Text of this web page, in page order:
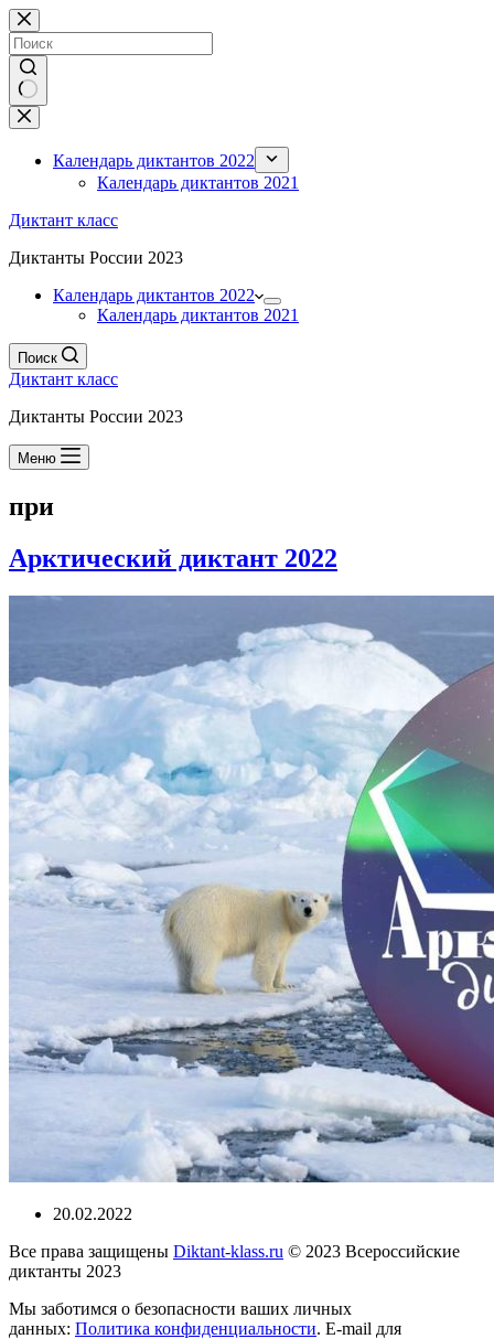
Перейти
к
сути
Ничего
не
найденоКалендарь диктантов 2022
Календарь диктантов 2021
Диктант класс
Диктанты России 2023
Календарь диктантов 2022
Календарь диктантов 2021
Поиск
Диктант класс
Диктанты России 2023
Меню
при
Арктический диктант 2022
20.02.2022
Все права защищены Diktant-klass.ru © 2023 Всероссийские
диктанты 2023
Мы заботимся о безопасности ваших личных
данных: Политика конфиденциальности. E-mail для